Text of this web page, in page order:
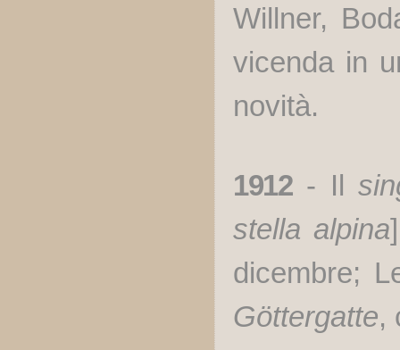
Willner,
vicenda in
novità.
1912- Il
stella alpina]
dicembre;
Göttergatte,